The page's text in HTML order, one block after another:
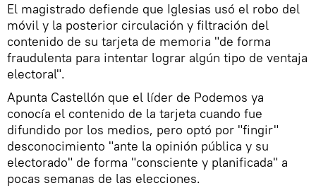
El magistrado defiende que Iglesias usó el robo del
móvil y la posterior circulación y filtración del
contenido de su tarjeta de memoria "de forma
fraudulenta para intentar lograr algún tipo de ventaja
electoral".
Apunta Castellón que el líder de Podemos ya
conocía el contenido de la tarjeta cuando fue
difundido por los medios, pero optó por "fingir"
desconocimiento "ante la opinión pública y su
electorado" de forma "consciente y planificada" a
pocas semanas de las elecciones.